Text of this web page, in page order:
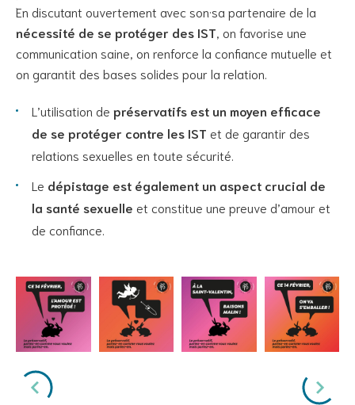
En discutant ouvertement avec son·sa partenaire de la
nécessité de se protéger des IST , on favorise une
communication saine, on renforce la confiance mutuelle et
on garantit des bases solides pour la relation.
L’utilisation de préservatifs est un moyen efficace
de se protéger contre les IST et de garantir des
relations sexuelles en toute sécurité.
Le dépistage est également un aspect crucial de
la santé sexuelle et constitue une preuve d’amour et
de confiance.